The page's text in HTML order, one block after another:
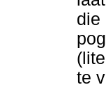
die
te